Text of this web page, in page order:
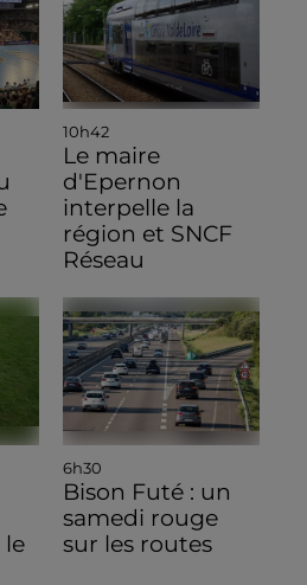
10h42
Le maire
d'Epernon
interpelle la
région et SNCF
Réseau
le
6h30
Bison Futé : un
samedi rouge
sur les routes